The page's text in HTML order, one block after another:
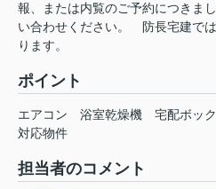
報、または内覧のご予約につきま
い合わせください。 防長宅建で
ります。
ポイント
エアコン 浴室乾燥機 宅配ボッ
対応物件
担当者のコメント